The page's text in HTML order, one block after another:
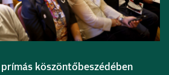
köszöntőbeszédében